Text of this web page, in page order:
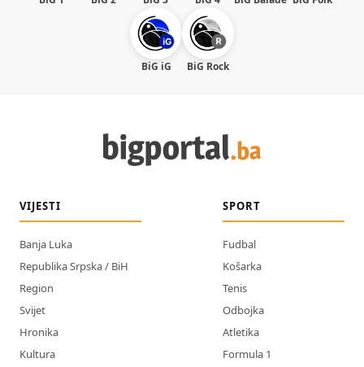
BiG iG BiG Rock
VIJESTI
Banja Luka
Republika Srpska / BiH
Region
Svijet
Hronika
Kultura
SPORT
Fudbal
Košarka
Tenis
Odbojka
Atletika
Formula 1